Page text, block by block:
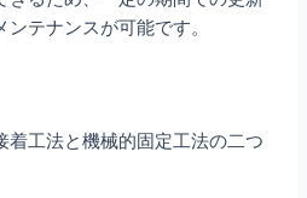
テナンスが可能です。
着工法と機械的固定工法の二つ